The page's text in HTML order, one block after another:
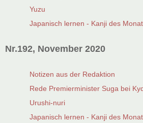
Yuzu
Japanisch lernen - Kanji des
Nr.192, November 2020
Notizen aus der Redaktion
Rede Premierminister Suga bei
Urushi-nuri
Japanisch lernen - Kanji des